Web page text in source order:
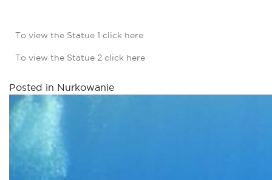
To view the Statue 1 click here
To view the Statue 2 click here
Posted in Nurkowanie